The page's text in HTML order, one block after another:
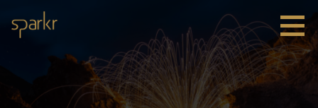
Inhalt
springen
Leadership